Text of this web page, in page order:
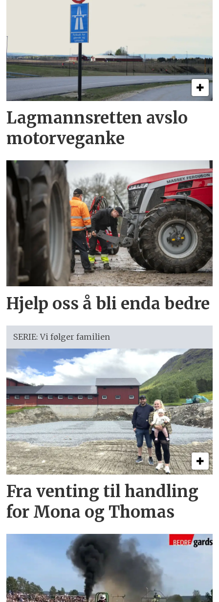
Lagmannsretten avslo
motorveganke
Hjelp oss å bli enda bedre
SERIE: Vi følger familien
Fra venting til handling
for Mona og Thomas